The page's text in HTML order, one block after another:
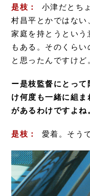
是枝：
小津だとち
村昌平とかではない
家庭を持とうとい
もある。そのくら
と思ったんですけど。
ー是枝監督にとっ
け何度も一緒に組
があるわけですよね。
是枝： 愛着。そう